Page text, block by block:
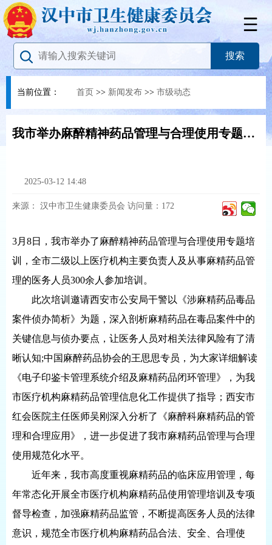
当前位置： 首页 >> 新闻发布 >> 市级动态
我市举办麻醉精神药品管理与合理使用专题培训
2025-03-12 14:48
来源： 汉中市卫生健康委员会 访问量： 172
3月8日，我市举办了麻醉精神药品管理与合理使用专题培
训，全市二级以上医疗机构主要负责人及从事麻精药品管
理的医务人员300余人参加培训。
此次培训邀请西安市公安局干警以《涉麻精药品毒品
案件侦办简析》为题，深入剖析麻精药品在毒品案件中的
关键信息与侦办要点，让医务人员对相关法律风险有了清
晰认知;中国麻醉药品协会的王思思专员，为大家详细解读
《电子印鉴卡管理系统介绍及麻精药品闭环管理》，为我
市医疗机构麻精药品管理信息化工作提供了指导；西安市
红会医院主任医师吴刚深入分析了《麻醉科麻精药品的管
理和合理应用》，进一步促进了我市麻精药品管理与合理
使用规范化水平。
近年来，我市高度重视麻精药品的临床应用管理，每
年常态化开展全市医疗机构麻精药品使用管理培训及专项
督导检查，加强麻精药品监管，不断提高医务人员的法律
意识，规范全市医疗机构麻精药品合法、安全、合理使